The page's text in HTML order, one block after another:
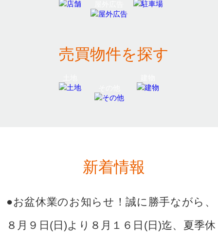
売買物件を探す
新着情報
●お盆休業のお知らせ！誠に勝手ながら、
８月９日(日)より８月１６日(日)迄、夏季休